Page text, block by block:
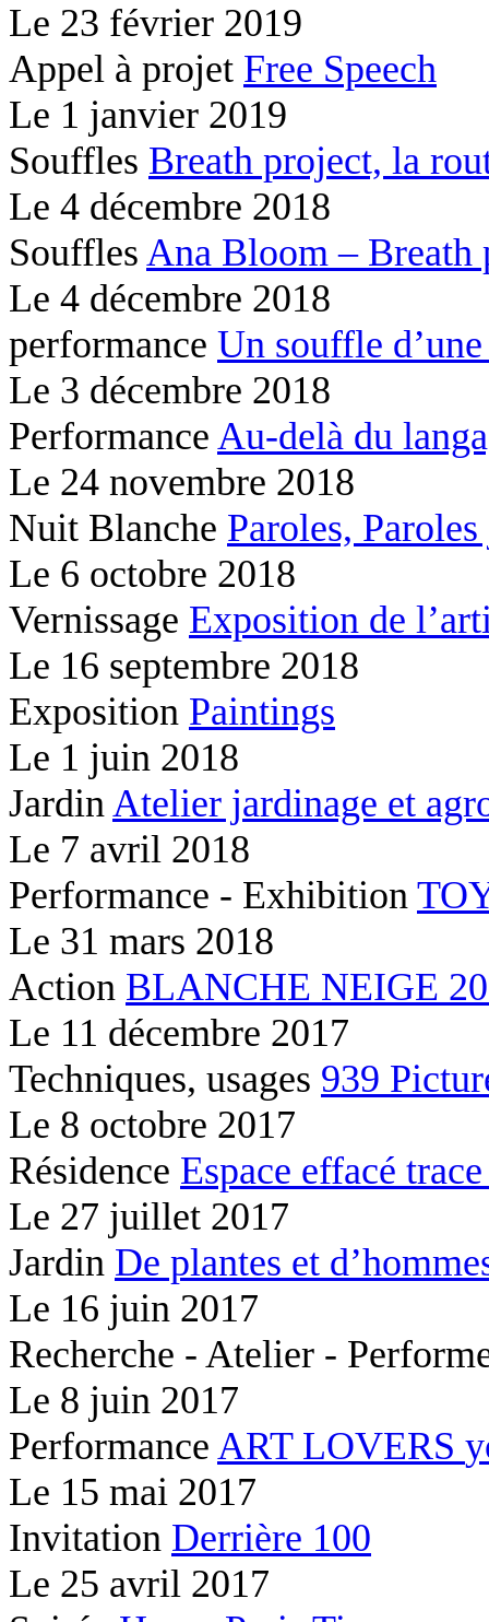
Le 23 février 2019
Appel à projet Free Speech
Le 1 janvier 2019
Souffles Breath project, la
Le 4 décembre 2018
Souffles Ana Bloom –
Le 4 décembre 2018
performance Un souffle
Le 3 décembre 2018
Performance Au-delà du
Le 24 novembre 2018
Nuit Blanche Paroles,
Le 6 octobre 2018
Vernissage Exposition de
Le 16 septembre 2018
Exposition Paintings
Le 1 juin 2018
JardinAtelier jardinage et
Le 7 avril 2018
Performance - Exhibition
Le 31 mars 2018
Action BLANCHE NEIGE
Le 11 décembre 2017
Techniques, usages 939
Le 8 octobre 2017
Résidence Espace effacé
Le 27 juillet 2017
Jardin De plantes et
Le 16 juin 2017
Recherche - Atelier -
Le 8 juin 2017
Performance ART LOVERS
Le 15 mai 2017
Invitation Derrière 100
Le 25 avril 2017